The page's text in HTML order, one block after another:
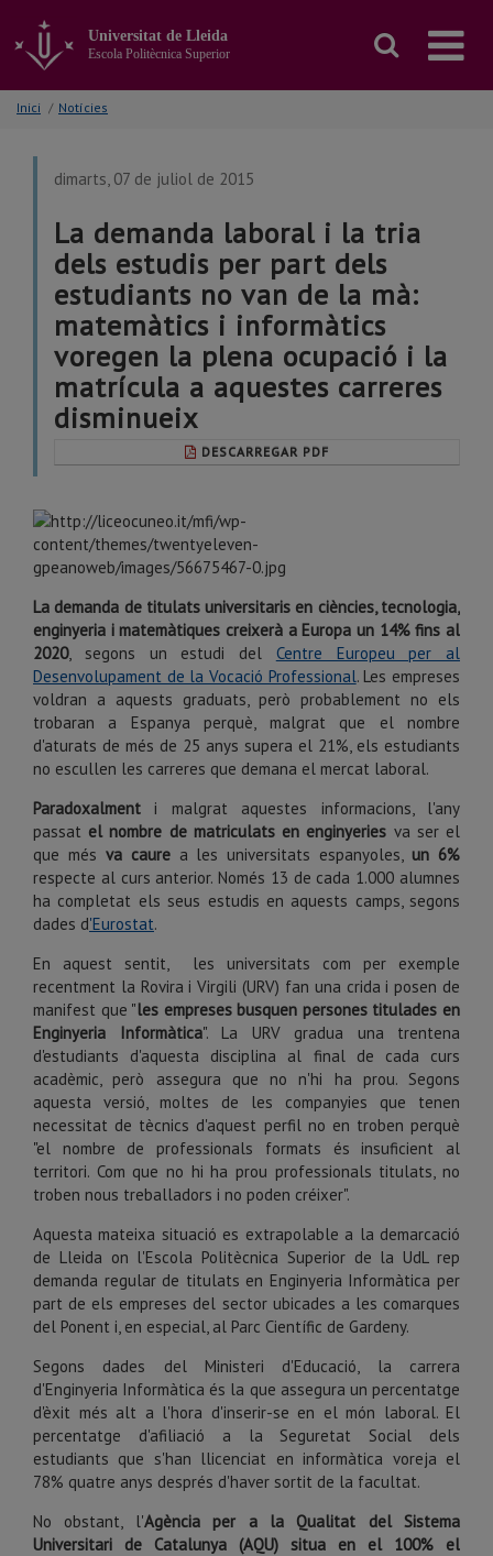
contingut
principal
Universitat de Lleida
Escola Politècnica Superior
Inici / Notícies
dimarts, 07 de juliol de 2015
La demanda laboral i la tria
dels estudis per part dels
estudiants no van de la mà:
matemàtics i informàtics
voregen la plena ocupació i la
matrícula a aquestes carreres
disminueix
DESCARREGAR PDF
La demanda de titulats universitaris en ciències, tecnologia,
enginyeria i matemàtiques creixerà a Europa un 14% fins al
2020, segons un estudi del Centre Europeu per al
Desenvolupament de la Vocació Professional. Les empreses
voldran a aquests graduats, però probablement no els
trobaran a Espanya perquè, malgrat que el nombre
d'aturats de més de 25 anys supera el 21%, els estudiants
no escullen les carreres que demana el mercat laboral.
Paradoxalment i malgrat aquestes informacions, l'any
passat el nombre de matriculats en enginyeries va ser el
que més va caure a les universitats espanyoles, un 6%
respecte al curs anterior. Només 13 de cada 1.000 alumnes
ha completat els seus estudis en aquests camps, segons
dades d'Eurostat.
En aquest sentit,
les universitats com per exemple
recentment la Rovira i Virgili (URV) fan una crida i posen de
manifest que "les empreses busquen persones titulades en
Enginyeria Informàtica". La URV gradua una trentena
d'estudiants d'aquesta disciplina al final de cada curs
acadèmic, però assegura que no n'hi ha prou. Segons
aquesta versió, moltes de les companyies que tenen
necessitat de tècnics d'aquest perfil no en troben perquè
"el nombre de professionals formats és insuficient al
territori. Com que no hi ha prou professionals titulats, no
troben nous treballadors i no poden créixer".
Aquesta mateixa situació es extrapolable a la demarcació
de Lleida on l'Escola Politècnica Superior de la UdL rep
demanda regular de titulats en Enginyeria Informàtica per
part de els empreses del sector ubicades a les comarques
del Ponent i, en especial, al Parc Científic de Gardeny.
Segons dades del Ministeri d'Educació, la carrera
d'Enginyeria Informàtica és la que assegura un percentatge
d'èxit més alt a l'hora d'inserir-se en el món laboral. El
percentatge d'afiliació a la Seguretat Social dels
estudiants que s'han llicenciat en informàtica voreja el
78% quatre anys després d'haver sortit de la facultat.
No obstant, l'Agència per a la Qualitat del Sistema
Universitari de Catalunya (AQU) situa en el 100% el